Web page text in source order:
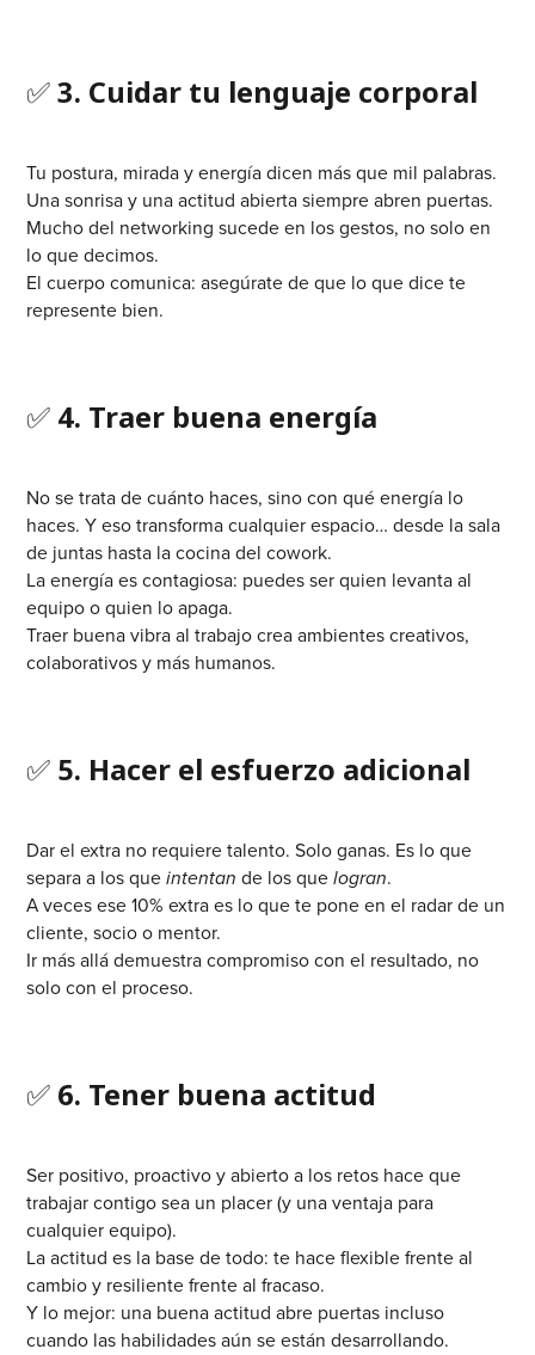
✅3. Cuidar tu lenguaje corporal
Tu postura, mirada y energía dicen más que mil palabras.
Una sonrisa y una actitud abierta siempre abren puertas.
Mucho del networking sucede en los gestos, no solo en
lo que decimos.
El cuerpo comunica: asegúrate de que lo que dice te
represente bien.
✅ 4. Traer buena energía
No se trata de cuánto haces, sino con qué energía lo
haces. Y eso transforma cualquier espacio… desde la sala
de juntas hasta la cocina del cowork.
La energía es contagiosa: puedes ser quien levanta al
equipo o quien lo apaga.
Traer buena vibra al trabajo crea ambientes creativos,
colaborativos y más humanos.
✅ 5. Hacer el esfuerzo adicional
Dar el extra no requiere talento. Solo ganas. Es lo que
separa a los queintentan de los quelogran.
A veces ese 10% extra es lo que te pone en el radar de un
cliente, socio o mentor.
Ir más allá demuestra compromiso con el resultado, no
solo con el proceso.
✅ 6. Tener buena actitud
Ser positivo, proactivo y abierto a los retos hace que
trabajar contigo sea un placer (y una ventaja para
cualquier equipo).
La actitud es la base de todo: te hace flexible frente al
cambio y resiliente frente al fracaso.
Y lo mejor: una buena actitud abre puertas incluso
cuando las habilidades aún se están desarrollando.